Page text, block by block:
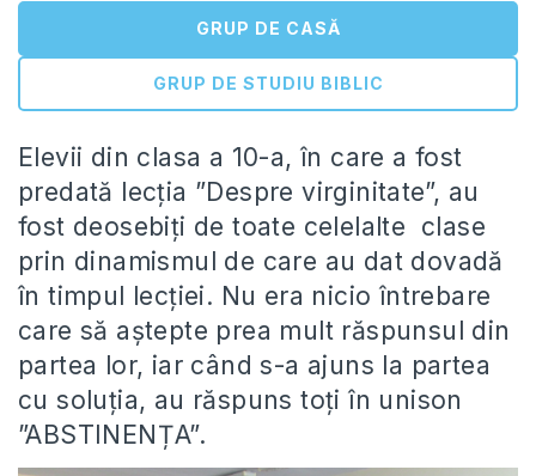
GRUP DE CASĂ
GRUP DE STUDIU BIBLIC
Elevii din clasa a 10-a, în care a fost
predată lecția ”Despre virginitate”, au
fost deosebiți de toate celelalte clase
prin dinamismul de care au dat dovadă
în timpul lecției. Nu era nicio întrebare
care să aștepte prea mult răspunsul din
partea lor, iar când s-a ajuns la partea
cu soluția, au răspuns toți în unison
”ABSTINENȚA”.